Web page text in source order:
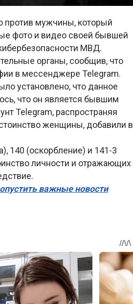
против мужчины, который
фото и видео своей бывшей
МВД.
органы, сообщив, что
в мессенджере Telegram.
установлено, что данное
что он является бывшим
Telegram, распространяя
женщины, добавили в
140 (оскорбление) и 141-3
личности и отражающих
важные новости